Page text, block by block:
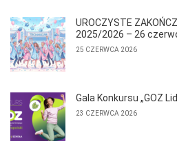
UROCZYSTE
2025/2026 – 26
25 CZERWCA 2026
Gala Konkursu „GOZ
23 CZERWCA 2026